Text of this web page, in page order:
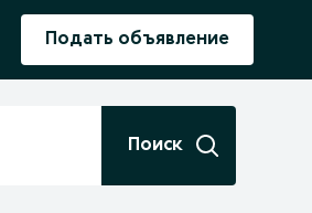
Подать объявление
Поиск